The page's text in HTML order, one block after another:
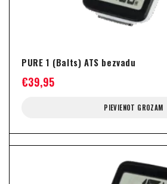
PURE 1 (Balts) ATS bezvadu
€39,95
PIEVIENOT GROZAM